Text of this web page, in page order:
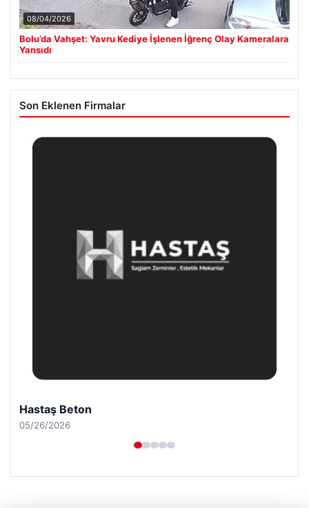
08/04/2026
Bolu’da Vahşet: Yavru Kediye İşlenen İğrenç Olay Kameralara
Yansıdı
Son Eklenen Firmalar
Prenses Night Club
04/29/2026